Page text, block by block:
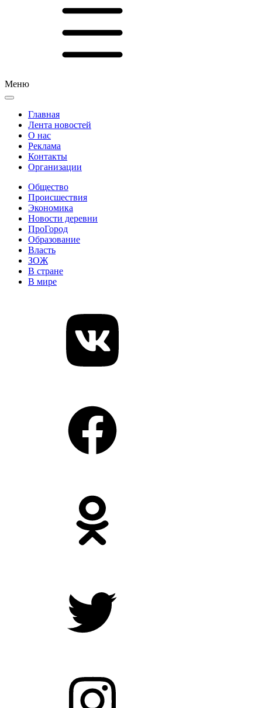
Меню
Главная
Лента новостей
О нас
Реклама
Контакты
Организации
Общество
Происшествия
Экономика
Новости деревни
ПроГород
Образование
Власть
ЗОЖ
В стране
В мире